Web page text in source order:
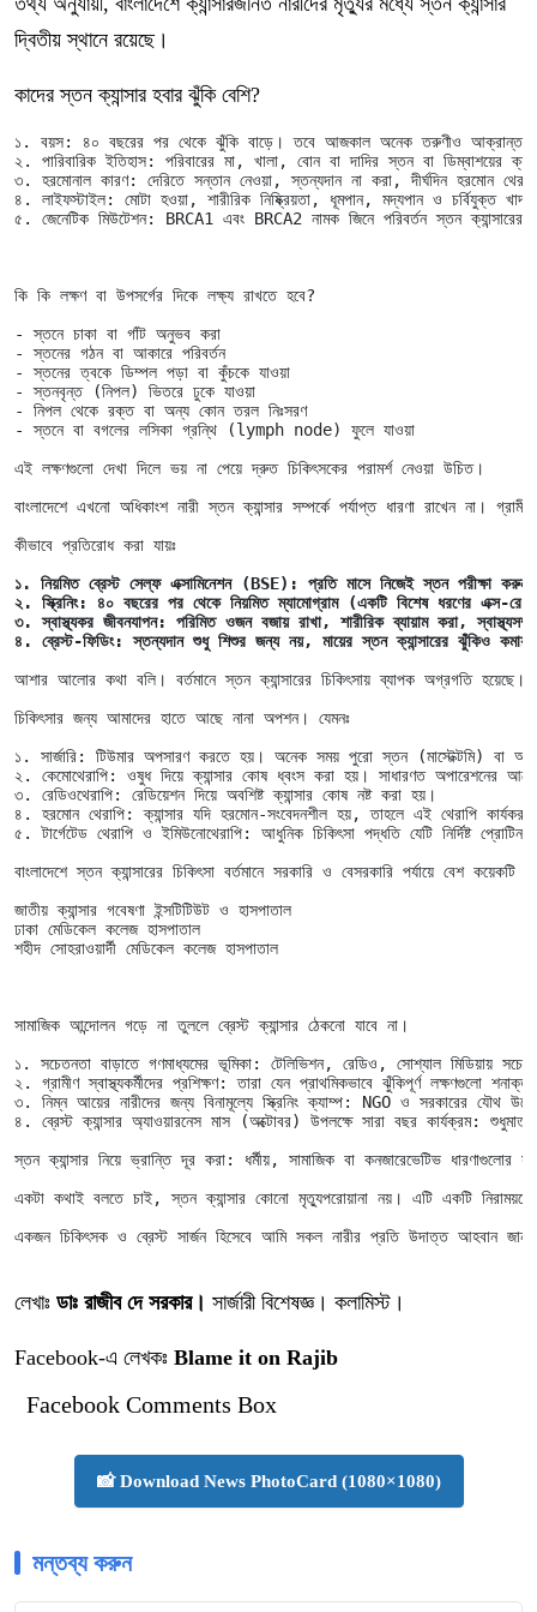
দ্বিতীয় স্থানে রয়েছে।
কাদের স্তন ক্যান্সার হবার ঝুঁকি বেশি?
১. বয়স: ৪০ বছরের পর থেকে ঝুঁকি বাড়ে। তবে আজকাল অনেক তরুণীও আক্রান্ত
২. পারিবারিক ইতিহাস: পরিবারের মা, খালা, বোন বা দাদির স্তন বা ডিম্বাশয়ের
৩. হরমোনাল কারণ: দেরিতে সন্তান নেওয়া, স্তন্যদান না করা, দীর্ঘদিন হরমোন
৪. লাইফস্টাইল: মোটা হওয়া, শারীরিক নিষ্ক্রিয়তা, ধূমপান, মদ্যপান ও চর্বিযুক্ত
৫. জেনেটিক মিউটেশন: BRCA1 এবং BRCA2 নামক জিনে পরিবর্তন স্তন
কি কি লক্ষণ বা উপসর্গের দিকে লক্ষ্য রাখতে হবে?
- স্তনে চাকা বা গাঁট অনুভব করা
- স্তনের গঠন বা আকারে পরিবর্তন
- স্তনের ত্বকে ডিম্পল পড়া বা কুঁচকে যাওয়া
- স্তনবৃন্ত (নিপল) ভিতরে ঢুকে যাওয়া
- নিপল থেকে রক্ত বা অন্য কোন তরল নিঃসরণ
- স্তনে বা বগলের লসিকা গ্রন্থি (lymph node) ফুলে যাওয়া
এই লক্ষণগুলো দেখা দিলে ভয় না পেয়ে দ্রুত চিকিৎসকের পরামর্শ নেওয়া উচিত।
বাংলাদেশে এখনো অধিকাংশ নারী স্তন ক্যান্সার সম্পর্কে পর্যাপ্ত ধারণা রাখেন না।
কীভাবে প্রতিরোধ করা যায়ঃ
১. নিয়মিত ব্রেস্ট সেল্ফ এক্সামিনেশন (BSE): প্রতি মাসে নিজেই স্তন পরীক্ষা করুন।
২. স্ক্রিনিং: ৪০ বছরের পর থেকে নিয়মিত ম্যামোগ্রাম (একটি বিশেষ ধরণের এক্স-
৩. স্বাস্থ্যকর জীবনযাপন: পরিমিত ওজন বজায় রাখা, শারীরিক ব্যায়াম করা,
৪. ব্রেস্ট-ফিডিং: স্তন্যদান শুধু শিশুর জন্য নয়, মায়ের স্তন ক্যান্সারের ঝুঁকিও কমায়।
আশার আলোর কথা বলি। বর্তমানে স্তন ক্যান্সারের চিকিৎসায় ব্যাপক অগ্রগতি হয়েছে।
চিকিৎসার জন্য আমাদের হাতে আছে নানা অপশন। যেমনঃ
১. সার্জারি: টিউমার অপসারণ করতে হয়। অনেক সময় পুরো স্তন (মাস্টেক্টমি) বা
২. কেমোথেরাপি: ওষুধ দিয়ে ক্যান্সার কোষ ধ্বংস করা হয়। সাধারণত অপারেশনের
৩. রেডিওথেরাপি: রেডিয়েশন দিয়ে অবশিষ্ট ক্যান্সার কোষ নষ্ট করা হয়।
৪. হরমোন থেরাপি: ক্যান্সার যদি হরমোন-সংবেদনশীল হয়, তাহলে এই থেরাপি কার্যকর।
৫. টার্গেটেড থেরাপি ও ইমিউনোথেরাপি: আধুনিক চিকিৎসা পদ্ধতি যেটি নির্দিষ্ট
বাংলাদেশে স্তন ক্যান্সারের চিকিৎসা বর্তমানে সরকারি ও বেসরকারি পর্যায়ে বেশ
জাতীয় ক্যান্সার গবেষণা ইন্সটিটিউট ও হাসপাতাল
ঢাকা মেডিকেল কলেজ হাসপাতাল
শহীদ সোহরাওয়ার্দী মেডিকেল কলেজ হাসপাতাল
সামাজিক আন্দোলন গড়ে না তুললে ব্রেস্ট ক্যান্সার ঠেকনো যাবে না।
১. সচেতনতা বাড়াতে গণমাধ্যমের ভূমিকা: টেলিভিশন, রেডিও, সোশ্যাল মিডিয়ায়
২. গ্রামীণ স্বাস্থ্যকর্মীদের প্রশিক্ষণ: তারা যেন প্রাথমিকভাবে ঝুঁকিপূর্ণ লক্ষণগুলো
৩. নিম্ন আয়ের নারীদের জন্য বিনামূল্যে স্ক্রিনিং ক্যাম্প: NGO ও সরকারের যৌথ
৪. ব্রেস্ট ক্যান্সার অ্যাওয়ারনেস মাস (অক্টোবর) উপলক্ষে সারা বছর কার্যক্রম:
স্তন ক্যান্সার নিয়ে ভ্রান্তি দূর করা: ধর্মীয়, সামাজিক বা কনজারেভেটিভ
একটা কথাই বলতে চাই, স্তন ক্যান্সার কোনো মৃত্যুপরোয়ানা নয়। এটি একটি
একজন চিকিৎসক ও ব্রেস্ট সার্জন হিসেবে আমি সকল নারীর প্রতি উদাত্ত আহবান
লেখাঃ ডাঃ রাজীব দে সরকার। সার্জারী বিশেষজ্ঞ। কলামিস্ট।
Facebook-এ লেখকঃ Blame it on Rajib
Facebook Comments Box
📸 Download News PhotoCard (1080×1080)
মন্তব্য করুন